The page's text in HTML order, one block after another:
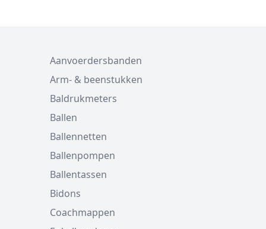
Aanvoerdersbanden
Arm- & beenstukken
Baldrukmeters
Ballen
Ballennetten
Ballenpompen
Ballentassen
Bidons
Coachmappen